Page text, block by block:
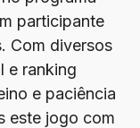
participante
Com diversos
e ranking
e paciência
este jogo com